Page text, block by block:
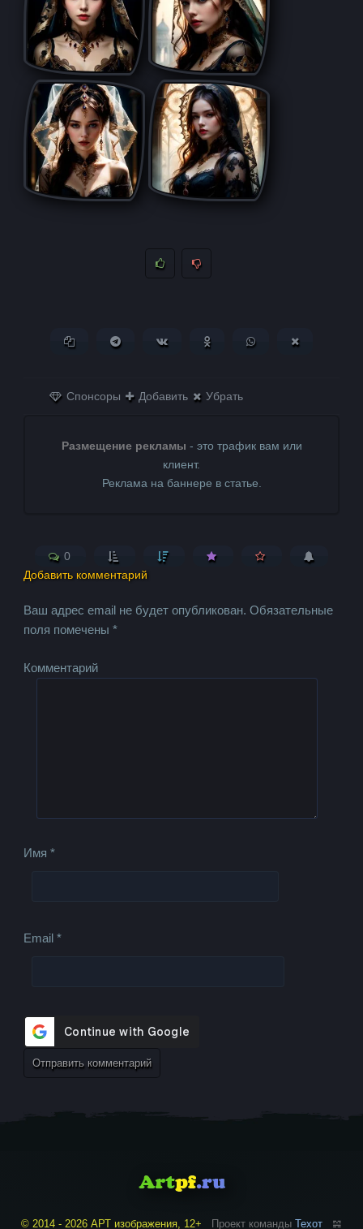
Копировать ссылкуПоделиться в Telegram
Поделиться ВКонтактеПоделиться в
Поделиться в
Спонсоры Добавить Убрать
Размещение рекламы - это трафик вам или
клиент.
Реклама на баннере в статье.
0
Добавить комментарий
Ваш адрес email не будет опубликован. Обязательные
поля помечены*
Комментарий
Имя*
Email*
© 2014 - 2026 АРТ изображения, 12+ Проект команды Техот 𝌴